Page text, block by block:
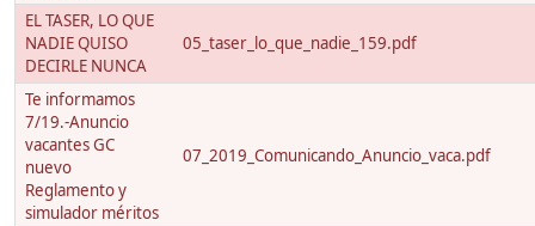
EL TASER, LO QUE
NADIE QUISO
DECIRLE NUNCA
05_taser_lo_que_nadie_159.pdf
Te informamos
7/19.-Anuncio
vacantes GC
nuevo
Reglamento y
simulador méritos
07_2019_Comunicando_Anuncio_vaca.pdf